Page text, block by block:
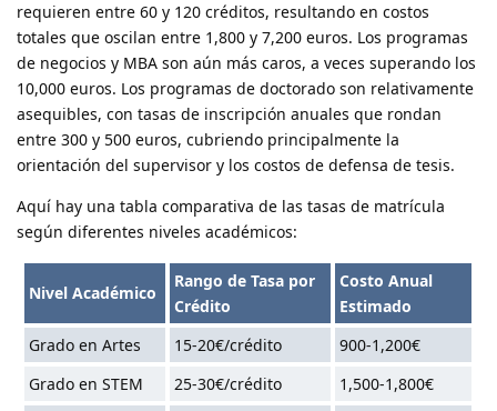
requieren entre 60 y 120 créditos, resultando en costos
totales que oscilan entre 1,800 y 7,200 euros. Los programas
de negocios y MBA son aún más caros, a veces superando los
10,000 euros. Los programas de doctorado son relativamente
asequibles, con tasas de inscripción anuales que rondan
entre 300 y 500 euros, cubriendo principalmente la
orientación del supervisor y los costos de defensa de tesis.
Aquí hay una tabla comparativa de las tasas de matrícula
según diferentes niveles académicos:
Nivel Académico
Rango de Tasa por
Crédito
Costo Anual
Estimado
Grado en Artes
15-20€/crédito
900-1,200€
Grado en STEM
25-30€/crédito
1,500-1,800€